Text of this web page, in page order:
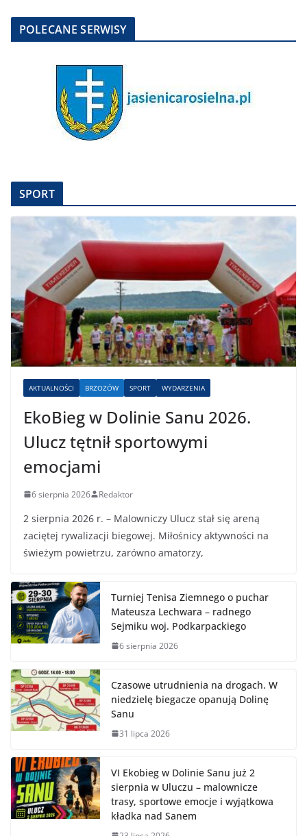
POLECANE SERWISY
SPORT
AKTUALNOŚCI BRZOZÓW SPORT WYDARZENIA
EkoBieg w Dolinie Sanu 2026.
Ulucz tętnił sportowymi
emocjami
6 sierpnia 2026 Redaktor
2 sierpnia 2026 r. – Malowniczy Ulucz stał się areną
zaciętej rywalizacji biegowej. Miłośnicy aktywności na
świeżym powietrzu, zarówno amatorzy,
Turniej Tenisa Ziemnego o puchar
Mateusza Lechwara – radnego
Sejmiku woj. Podkarpackiego
6 sierpnia 2026
Czasowe utrudnienia na drogach. W
niedzielę biegacze opanują Dolinę
Sanu
31 lipca 2026
VI Ekobieg w Dolinie Sanu już 2
sierpnia w Uluczu – malownicze
trasy, sportowe emocje i wyjątkowa
kładka nad Sanem